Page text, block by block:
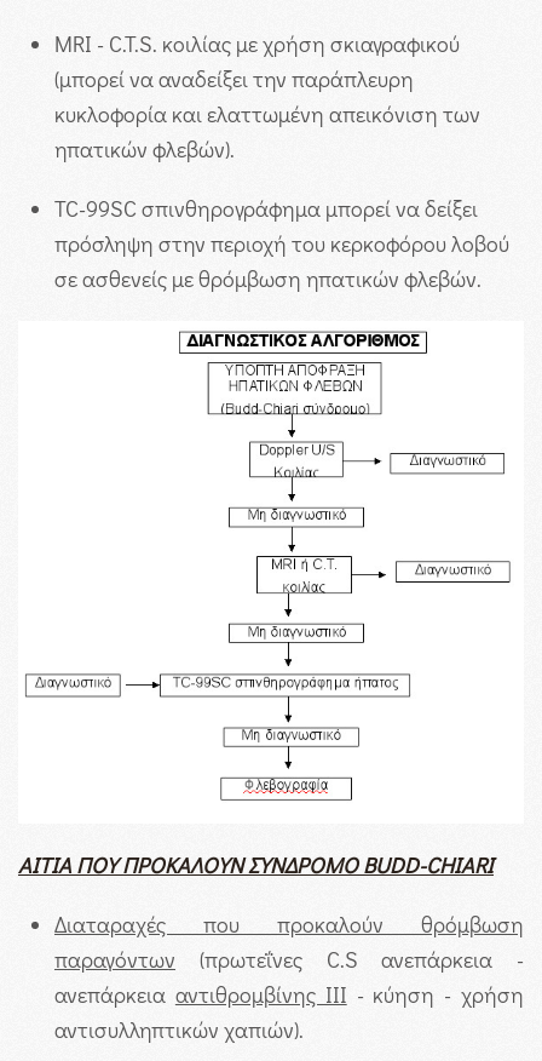
MRI - C.T.S. κοιλίας με χρήση σκιαγραφικού
(μπορεί να αναδείξει την παράπλευρη
κυκλοφορία και ελαττωμένη απεικόνιση των
ηπατικών φλεβών).
TC-99SC σπινθηρογράφημα μπορεί να δείξει
πρόσληψη στην περιοχή του κερκοφόρου λοβού
σε ασθενείς με θρόμβωση ηπατικών φλεβών.
ΑΙΤΙΑ ΠΟΥ ΠΡΟΚΑΛΟΥΝ ΣΥΝΔΡΟΜΟBUDD-CHIARI
Διαταραχές που προκαλούν θρόμβωση
παραγόντων (πρωτεΐνες C.S ανεπάρκεια -
ανεπάρκεια αντιθρομβίνης ΙΙΙ - κύηση - χρήση
αντισυλληπτικών χαπιών).